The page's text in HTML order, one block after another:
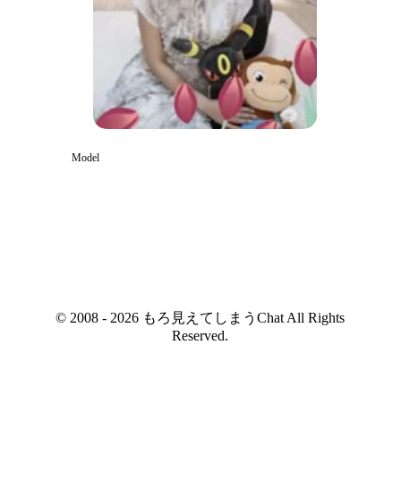
Model
© 2008 - 2026 もろ見えてしまうChat All Rights
Reserved.